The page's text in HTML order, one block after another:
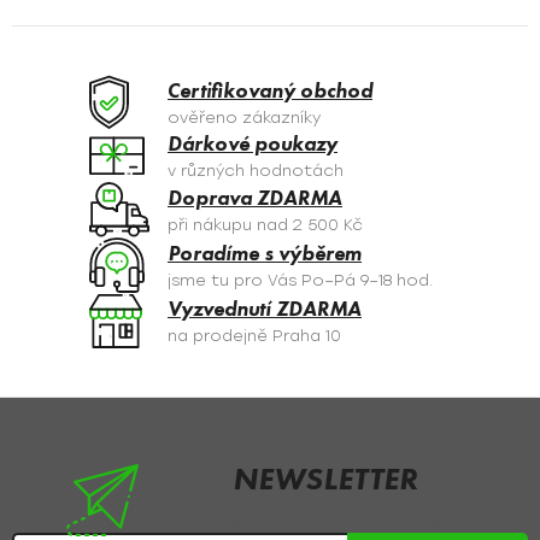
c
r
v
k
y
v
ý
p
i
s
u
K
O
V
Á
N
Í
Certifikovaný obchod
ověřeno zákazníky
Dárkové poukazy
v různých hodnotách
Doprava ZDARMA
při nákupu nad 2 500 Kč
Poradíme s výběrem
jsme tu pro Vás Po–Pá 9–18 hod.
Vyzvednutí ZDARMA
na prodejně Praha 10
NEWSLETTER